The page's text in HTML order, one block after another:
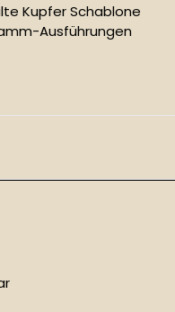
Kupfer Schablone
Ausführungen